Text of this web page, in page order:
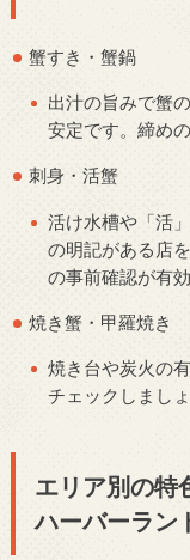
蟹すき・蟹鍋
出汁の旨みで蟹
安定です。締め
刺身・活蟹
活け水槽や「活
の明記がある店
の事前確認が有効
焼き蟹・甲羅焼き
焼き台や炭火の
チェックしまし
エリア別の特
ハーバーラン